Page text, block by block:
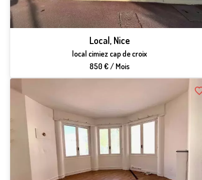
Local, Nice
local cimiez cap de croix
850 € / Mois